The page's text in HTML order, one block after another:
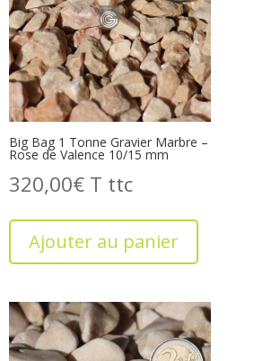
Big Bag 1 Tonne Gravier Marbre –
Rose de Valence 10/15 mm
320,00€ T
Ajouter au panier